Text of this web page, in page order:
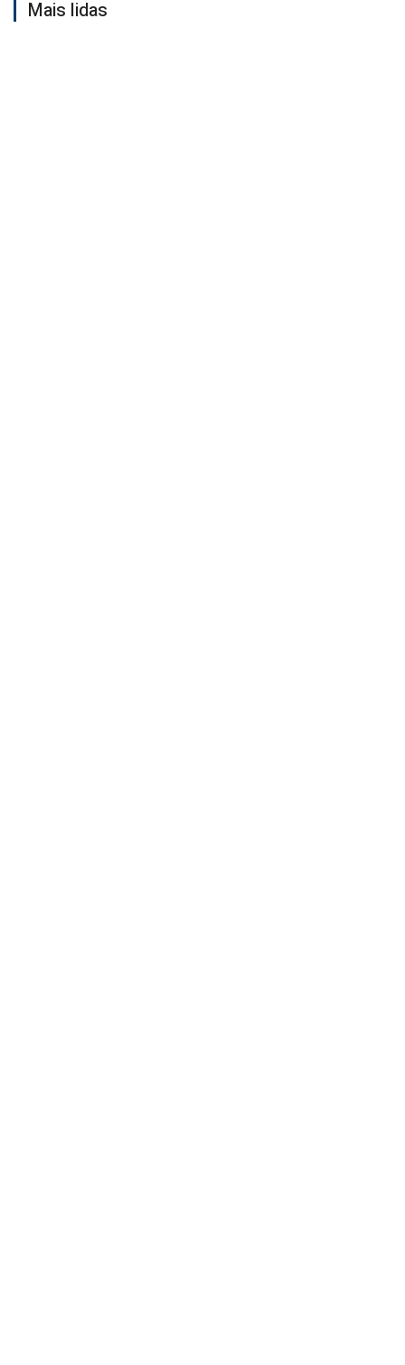
Mais lidas